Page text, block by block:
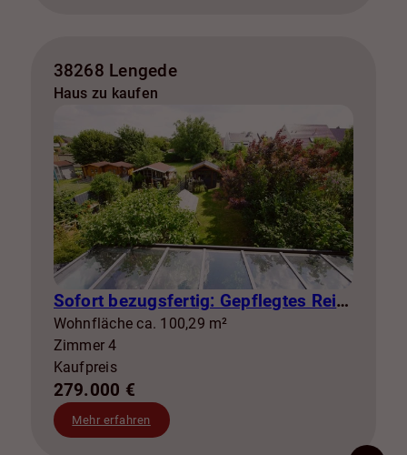
38268 Lengede
Haus zu kaufen
Sofort bezugsfertig: Gepflegtes Reihenhaus mit Garten, Garage, Klima & Glasfaser in Broistedt
Wohnfläche ca. 100,29 m²
Zimmer 4
Kaufpreis
279.000 €
Mehr erfahren